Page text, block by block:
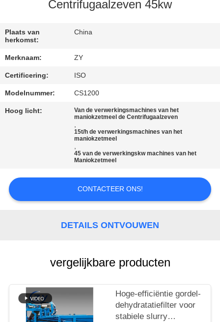
ONS
VERZOEK
OM EEN
PRIVACY
POLICY
Centrifugaalzeven 45kw
Plaats van
herkomst:
China
Merknaam: ZY
Certificering: ISO
Modelnummer: CS1200
Hoog licht:
Van de verwerkingsmachines van het
maniokzetmeel de Centrifugaalzeven
,
15t/h de verwerkingsmachines van het
maniokzetmeel
,
45 van de verwerkingskw machines van het
Maniokzetmeel
CONTACTEER ONS!
DETAILS ONTVOUWEN
vergelijkbare producten
Hoge-efficiëntie gordel-
dehydratatiefilter voor
stabiele slurry